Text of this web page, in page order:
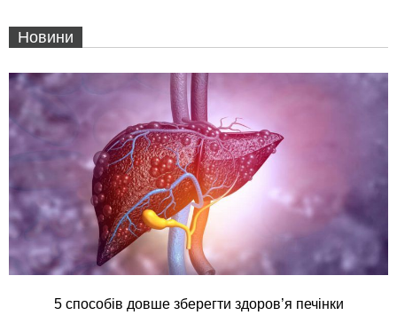
Новини
5 способів довше зберегти здоров’я печінки